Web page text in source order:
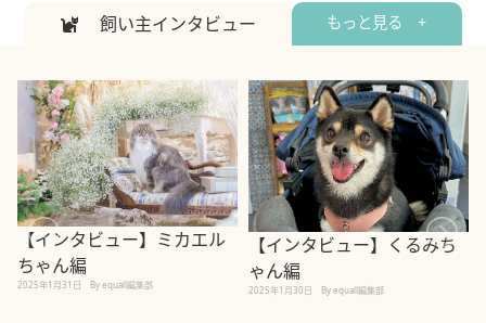
飼い主インタビュー もっと見る +
【インタビュー】ミカエル
ちゃん編
2025年1月31日 By equall編集部
【インタビュー】くるみち
ゃん編
2025年1月30日 By equall編集部